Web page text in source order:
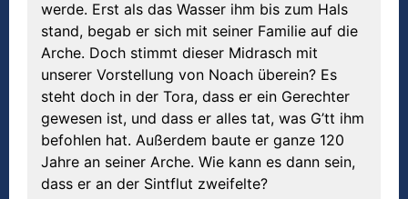
werde. Erst als das Wasser ihm bis zum Hals
stand, begab er sich mit seiner Familie auf die
Arche. Doch stimmt dieser Midrasch mit
unserer Vorstellung von Noach überein? Es
steht doch in der Tora, dass er ein Gerechter
gewesen ist, und dass er alles tat, was G’tt ihm
befohlen hat. Außerdem baute er ganze 120
Jahre an seiner Arche. Wie kann es dann sein,
dass er an der Sintflut zweifelte?